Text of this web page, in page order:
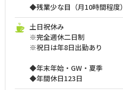
◆残業少な目（月10時間程度）
土日祝休み
※完全週休二日制
※祝日は年8日出勤あり
◆年末年始・GW・夏季
◆年間休日123日